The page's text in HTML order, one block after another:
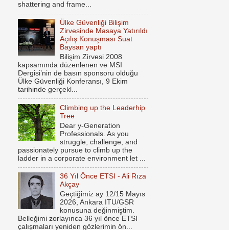
shattering and frame...
Ülke Güvenliği Bilişim
Zirvesinde Masaya Yatırıldı
Açılış Konuşması Suat
Baysan yaptı
Bilişim Zirvesi 2008
kapsamında düzenlenen ve MSI
Dergisi’nin de basın sponsoru olduğu
Ülke Güvenliği Konferansı, 9 Ekim
tarihinde gerçekl...
Climbing up the Leaderhip
Tree
Dear y-Generation
Professionals. As you
struggle, challenge, and
passionately pursue to climb up the
ladder in a corporate environment let ...
36 Yıl Önce ETSI - Ali Rıza
Akçay
Geçtiğimiz ay 12/15 Mayıs
2026, Ankara ITU/GSR
konusuna değinmiştim.
Belleğimi zorlayınca 36 yıl önce ETSI
çalışmaları yeniden gözlerimin ön...